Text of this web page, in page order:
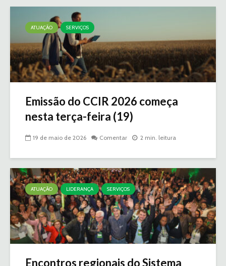
ATUAÇÃO SERVIÇOS
Emissão do CCIR 2026 começa
nesta terça-feira (19)
19 de maio de 2026 Comentar 2 min. leitura
ATUAÇÃO LIDERANÇA SERVIÇOS
Encontros regionais do Sistema